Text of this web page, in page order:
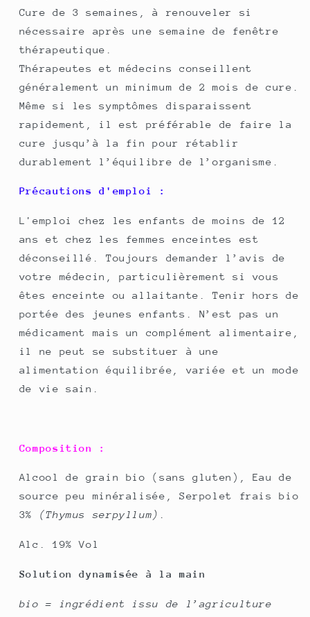
Cure de 3 semaines, à renouveler si
nécessaire après une semaine de fenêtre
thérapeutique.
Thérapeutes et médecins conseillent
généralement un minimum de 2 mois de cure.
Même si les symptômes disparaissent
rapidement, il est préférable de faire la
cure jusqu’à la fin pour rétablir
durablement l’équilibre de l’organisme.
Précautions d'emploi :
L'emploi chez les enfants de moins de 12
ans et chez les femmes enceintes est
déconseillé. Toujours demander l’avis de
votre médecin, particulièrement si vous
êtes enceinte ou allaitante. Tenir hors de
portée des jeunes enfants. N’est pas un
médicament mais un complément alimentaire,
il ne peut se substituer à une
alimentation équilibrée, variée et un mode
de vie sain.
Composition :
Alcool de grain bio (sans gluten), Eau de
source peu minéralisée, Serpolet frais bio
3% (Thymus serpyllum)
Alc. 19% Vol
Solution dynamisée à la main
bio = ingrédient issu de l’agriculture